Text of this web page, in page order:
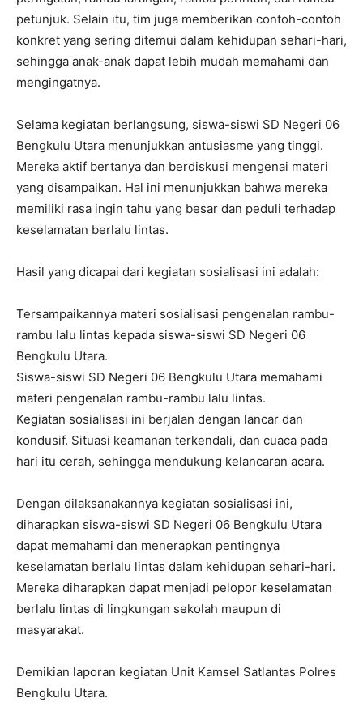
petunjuk. Selain itu, tim juga memberikan contoh-contoh
konkret yang sering ditemui dalam kehidupan sehari-hari,
sehingga anak-anak dapat lebih mudah memahami dan
mengingatnya.
Selama kegiatan berlangsung, siswa-siswi SD Negeri 06
Bengkulu Utara menunjukkan antusiasme yang tinggi.
Mereka aktif bertanya dan berdiskusi mengenai materi
yang disampaikan. Hal ini menunjukkan bahwa mereka
memiliki rasa ingin tahu yang besar dan peduli terhadap
keselamatan berlalu lintas.
Hasil yang dicapai dari kegiatan sosialisasi ini adalah:
Tersampaikannya materi sosialisasi pengenalan rambu-
rambu lalu lintas kepada siswa-siswi SD Negeri 06
Bengkulu Utara.
Siswa-siswi SD Negeri 06 Bengkulu Utara memahami
materi pengenalan rambu-rambu lalu lintas.
Kegiatan sosialisasi ini berjalan dengan lancar dan
kondusif. Situasi keamanan terkendali, dan cuaca pada
hari itu cerah, sehingga mendukung kelancaran acara.
Dengan dilaksanakannya kegiatan sosialisasi ini,
diharapkan siswa-siswi SD Negeri 06 Bengkulu Utara
dapat memahami dan menerapkan pentingnya
keselamatan berlalu lintas dalam kehidupan sehari-hari.
Mereka diharapkan dapat menjadi pelopor keselamatan
berlalu lintas di lingkungan sekolah maupun di
masyarakat.
Demikian laporan kegiatan Unit Kamsel Satlantas Polres
Bengkulu Utara.